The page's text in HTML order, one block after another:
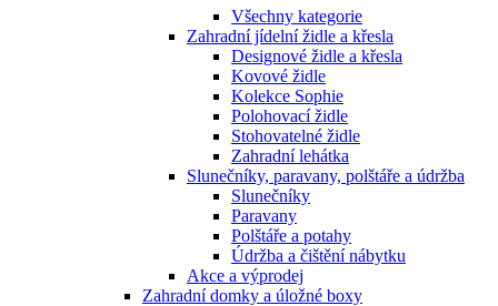
Všechny kategorie
Zahradní jídelní židle a křesla
Designové židle a křesla
Kovové židle
Kolekce Sophie
Polohovací židle
Stohovatelné židle
Zahradní lehátka
Slunečníky, paravany, polštáře a údržba
Slunečníky
Paravany
Polštáře a potahy
Údržba a čištění nábytku
Akce a výprodej
Zahradní domky a úložné boxy